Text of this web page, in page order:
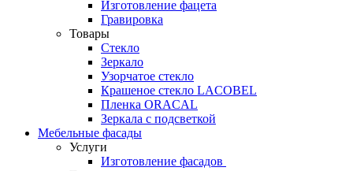
Изготовление фацета
Гравировка
Товары
Стекло
Зеркало
Узорчатое стекло
Крашеное стекло LACOBEL
Пленка ORACAL
Зеркала с подсветкой
Мебельные фасады
Услуги
Изготовление фасадов